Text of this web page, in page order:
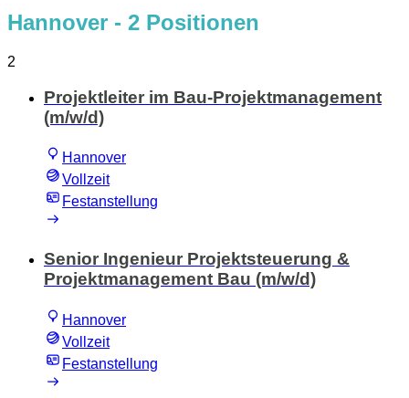
Hannover - 2 Positionen
2
Projektleiter im Bau-Projektmanagement
(m/w/d)
Hannover
Vollzeit
Festanstellung
Senior Ingenieur Projektsteuerung &
Projektmanagement Bau (m/w/d)
Hannover
Vollzeit
Festanstellung